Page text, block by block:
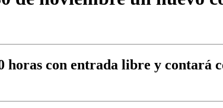
con entrada libre y contará